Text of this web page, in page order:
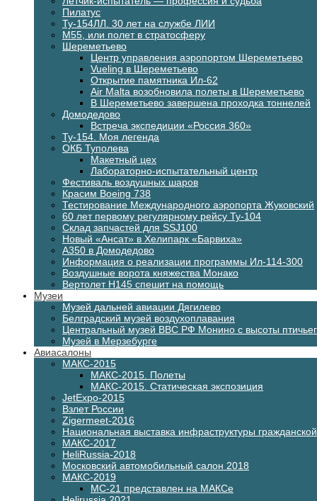
Пилатус
Ту-154ЛЛ. 30 лет на службе ЛИИ
М55, или полет в стратосферу
Шереметьево
Центр управления аэропортом Шереметьево
Vueling в Шереметьево
Открытие памятника Ил-62
Air Malta возобновила полеты в Шереметьево
В Шереметьево завершена проходка тоннелей
Домодедово
Встреча экспедиции «Россия 360»
Ту-154. Моя легенда
ОКБ Туполева
Макетный цех
Лабораторно-испытательный центр
Фестиваль воздушных шаров
Красим Boeing 738
Тестирование Международного аэропорта Жуковский
60 лет первому регулярному рейсу Ту-104
Склад запчастей для SSJ100
Новый «Ансат» в Хелипарк «Барвиха»
А350 в Домодедово
Информация о реализации программы Ил-114-300
Воздушные ворота княжества Монако
Вертолет H145 спешит на помощь
Музеи
Музей дальней авиации Дягилево
Белградский музей воздухоплавания
Центральный музей ВВС РФ Монино с высоты
Музей в Мерзебурге
Авиасалоны
МАКС-2015
МАКС-2015. Полеты
МАКС-2015. Статическая экспозиция
JetExpo-2015
Взлет России
Zigermeet-2016
Национальная выставка инфраструктуры
МАКС-2017
HeliRussia-2018
Московский автомобильный салон 2018
МАКС-2019
МС-21 представлен на МАКСе